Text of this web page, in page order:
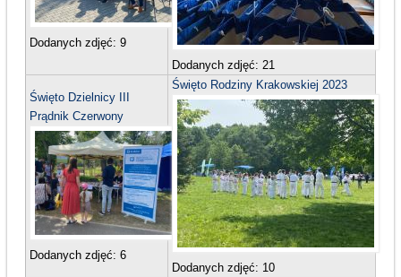
Dodanych zdjęć: 9
Dodanych zdjęć: 21
Święto Dzielnicy III
Prądnik Czerwony
Dodanych zdjęć: 6
Święto Rodziny Krakowskiej 2023
Dodanych zdjęć: 10